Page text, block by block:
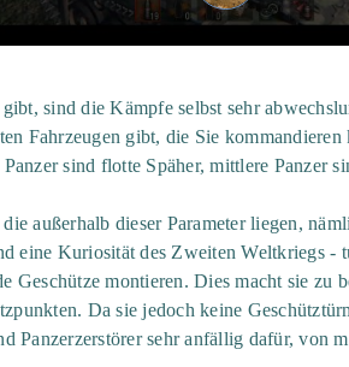
sind die Kämpfe selbst sehr
Fahrzeugen gibt, die Sie
sind flotte Späher, mittlere Panzer
außerhalb dieser Parameter liegen,
eine Kuriosität des Zweiten Weltkriegs -
Geschütze montieren. Dies macht sie zu
Da sie jedoch keine
Panzerzerstörer sehr anfällig dafür, von